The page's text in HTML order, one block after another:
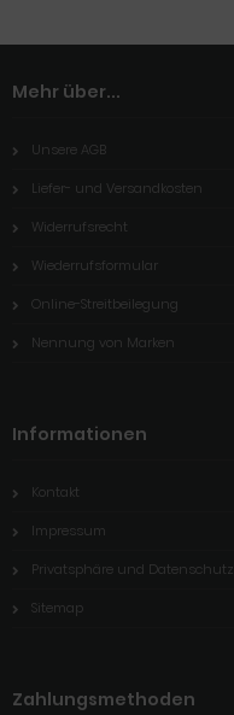
Mehr über...
Unsere AGB
Liefer- und Versandkosten
Widerrufsrecht
Wiederrufsformular
Online-Streitbeilegung
Nennung von Marken
Informationen
Kontakt
Impressum
Privatsphäre und Datenschutz
Sitemap
Zahlungsmethoden